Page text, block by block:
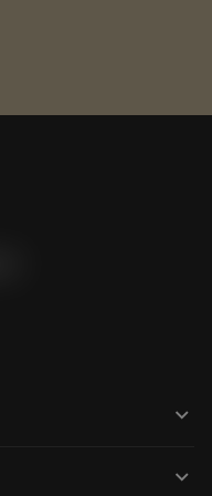
keyboard_arrow_down
keyboard_arrow_down